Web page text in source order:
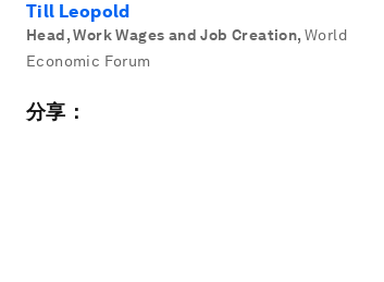
Till Leopold
Head, Work Wages and Job Creation, World
Economic Forum
分享：